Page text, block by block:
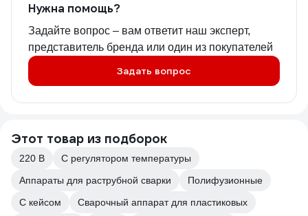
Нужна помощь?
Задайте вопрос – вам ответит наш эксперт,
представитель бренда или один из покупателей
Задать вопрос
Этот товар из подборок
220 В
С регулятором температуры
Аппараты для раструбной сварки
Полифузионные
С кейсом
Сварочный аппарат для пластиковых